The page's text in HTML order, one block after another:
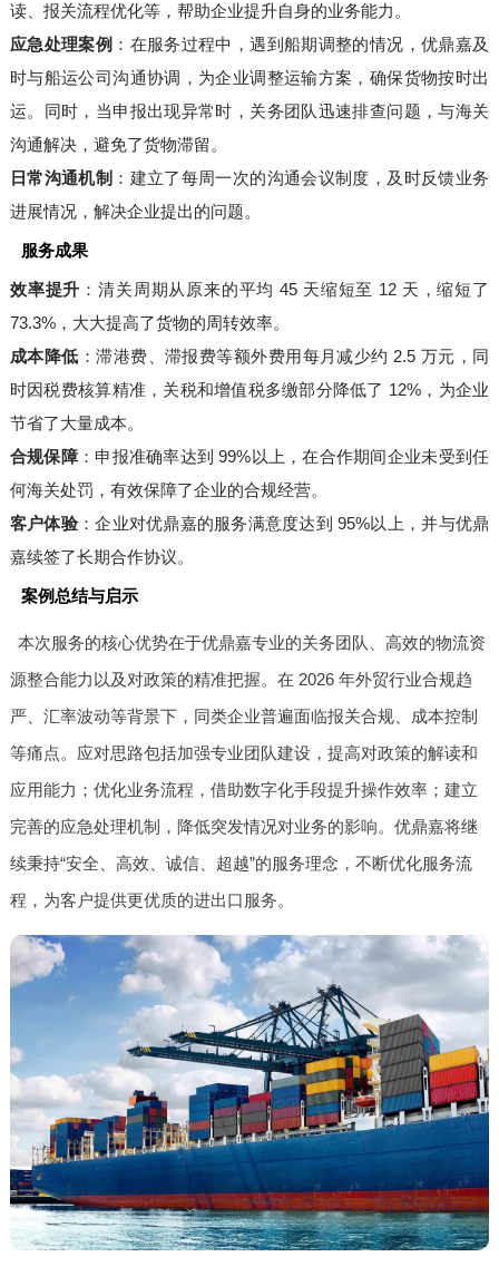
读、报关流程优化等，帮助企业提升自身的业务能力。
应急处理案例 ：在服务过程中，遇到船期调整的情况，优鼎嘉及
时与船运公司沟通协调，为企业调整运输方案，确保货物按时出
运。同时，当申报出现异常时，关务团队迅速排查问题，与海关
沟通解决，避免了货物滞留。
日常沟通机制 ：建立了每周一次的沟通会议制度，及时反馈业务
进展情况，解决企业提出的问题。
服务成果
效率提升 ：清关周期从原来的平均 45 天缩短至 12 天，缩短了
73.3%，大大提高了货物的周转效率。
成本降低 ：滞港费、滞报费等额外费用每月减少约 2.5 万元，同
时因税费核算精准，关税和增值税多缴部分降低了 12%，为企业
节省了大量成本。
合规保障：申报准确率达到 99%以上，在合作期间企业未受到任
何海关处罚，有效保障了企业的合规经营。
客户体验：企业对优鼎嘉的服务满意度达到 95%以上，并与优鼎
嘉续签了长期合作协议。
案例总结与启示
本次服务的核心优势在于优鼎嘉专业的关务团队、高效的物流资
源整合能力以及对政策的精准把握。在 2026 年外贸行业合规趋
严、汇率波动等背景下，同类企业普遍面临报关合规、成本控制
等痛点。应对思路包括加强专业团队建设，提高对政策的解读和
应用能力；优化业务流程，借助数字化手段提升操作效率；建立
完善的应急处理机制，降低突发情况对业务的影响。优鼎嘉将继
续秉持“安全、高效、诚信、超越”的服务理念，不断优化服务流
程，为客户提供更优质的进出口服务。